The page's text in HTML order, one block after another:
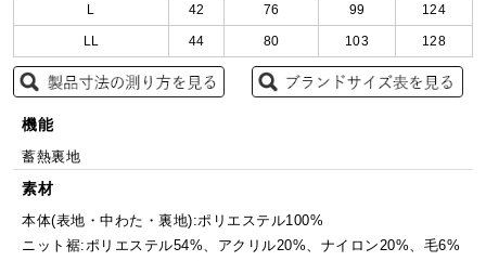
L 42 76 99 124
LL 44 80 103 128
機能
蓄熱裏地
素材
本体(表地・中わた・裏地):ポリエステル100%
ニット裾:ポリエステル54%、アクリル20%、ナイロン20%、毛6%